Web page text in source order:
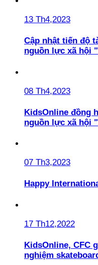
13 Th4,2023
Cập nhật tiến độ
nguồn lực xã hội
08 Th4,2023
KidsOnline đồng
nguồn lực xã hội
07 Th3,2023
Happy
17 Th12,2022
KidsOnline, CFC
nghiệm